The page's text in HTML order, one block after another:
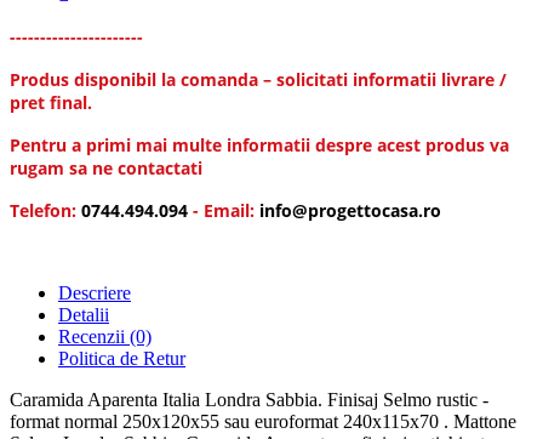
----------------------
Produs disponibil la comanda – solicitati informatii livrare /
pret final.
Pentru a primi mai multe informatii despre acest produs va
rugam sa ne contactati
Telefon: 0744.494.094 - Email: info@progettocasa.ro
Descriere
Detalii
Recenzii (0)
Politica de Retur
Caramida Aparenta Italia Londra Sabbia. Finisaj Selmo rustic -
format normal 250x120x55 sau euroformat 240x115x70 . Mattone